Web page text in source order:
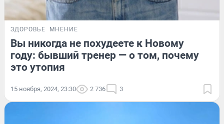
ЗДОРОВЬЕ МНЕНИЕ
Вы никогда не похудеете к Новому
году: бывший тренер — о том, почему
это утопия
15 ноября, 2024, 23:30 2 736 3